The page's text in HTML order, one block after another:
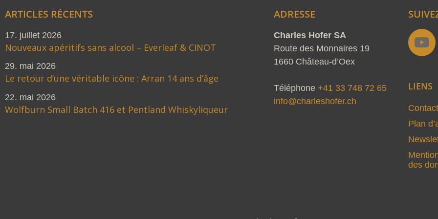
ARTICLES RÉCENTS
17. juillet 2026
Nouveaux apéritifs sans alcool – Everleaf & CINOT
29. mai 2026
Le retour d’une véritable icône : Arran 14 ans d’âge
22. mai 2026
Wolfburn Small Batch 416 et Pentland Whiskyliqueur
ADRESSE
Charles Hofer SA
Route des Monnaires 19
1660 Château-d’Oex
Téléphone +41 33 748 72 65
info@charleshofer.ch
Y
o
u
b
LIENS
Contact
Plan
des